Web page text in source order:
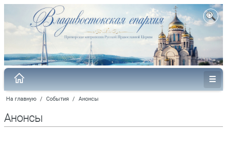
На главную / События / Анонсы
Анонсы